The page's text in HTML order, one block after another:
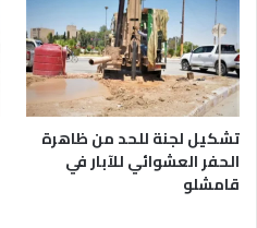
تشكيل لجنة للحد من ظاهرة
الحفر العشوائي للآبار في
قامشلو